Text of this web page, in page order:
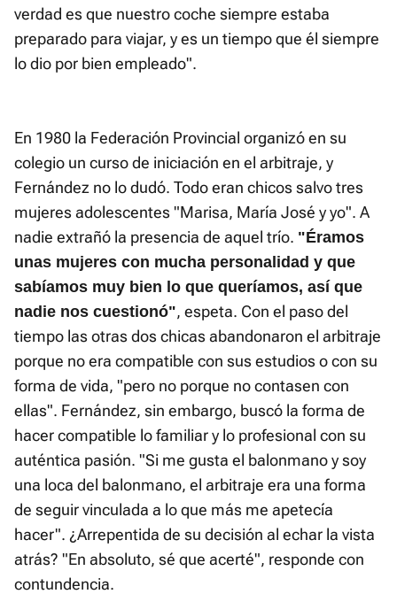
verdad es que nuestro coche siempre estaba
preparado para viajar, y es un tiempo que él siempre
lo dio por bien empleado".
En 1980 la Federación Provincial organizó en su
colegio un curso de iniciación en el arbitraje, y
Fernández no lo dudó. Todo eran chicos salvo tres
mujeres adolescentes "Marisa, María José y yo". A
nadie extrañó la presencia de aquel trío. "Éramos
unas mujeres con mucha personalidad y que
sabíamos muy bien lo que queríamos, así que
nadie nos cuestionó", espeta. Con el paso del
tiempo las otras dos chicas abandonaron el arbitraje
porque no era compatible con sus estudios o con su
forma de vida, "pero no porque no contasen con
ellas". Fernández, sin embargo, buscó la forma de
hacer compatible lo familiar y lo profesional con su
auténtica pasión. "Si me gusta el balonmano y soy
una loca del balonmano, el arbitraje era una forma
de seguir vinculada a lo que más me apetecía
hacer". ¿Arrepentida de su decisión al echar la vista
atrás? "En absoluto, sé que acerté", responde con
contundencia.